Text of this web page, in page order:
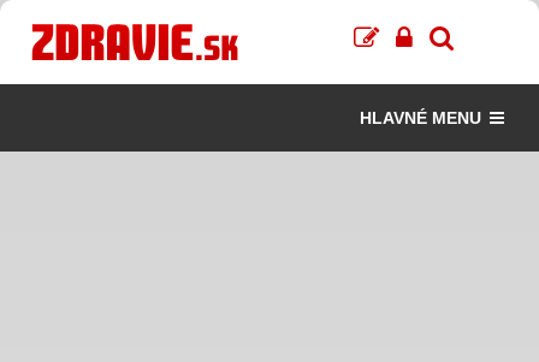
HLAVNÉ MENU